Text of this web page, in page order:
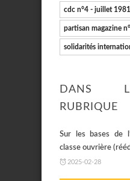
cdc n°4 - juillet 1981
partisan magazine
solidarités
DANS
RUBRIQUE
Sur les bases de
classe ouvrière
2025-02-28